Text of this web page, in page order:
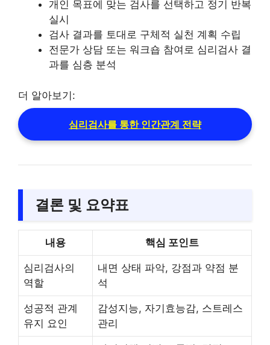
개인 목표에 맞는 검사를 선택하고 정기 반복
실시
검사 결과를 토대로 구체적 실천 계획 수립
전문가 상담 또는 워크숍 참여로 심리검사 결
과를 심층 분석
더 알아보기:
심리검사를 통한 인간관계 전략
결론 및 요약표
내용 핵심 포인트
심리검사의
역할
내면 상태 파악, 강점과 약점 분
석
성공적 관계
유지 요인
감성지능, 자기효능감, 스트레스
관리